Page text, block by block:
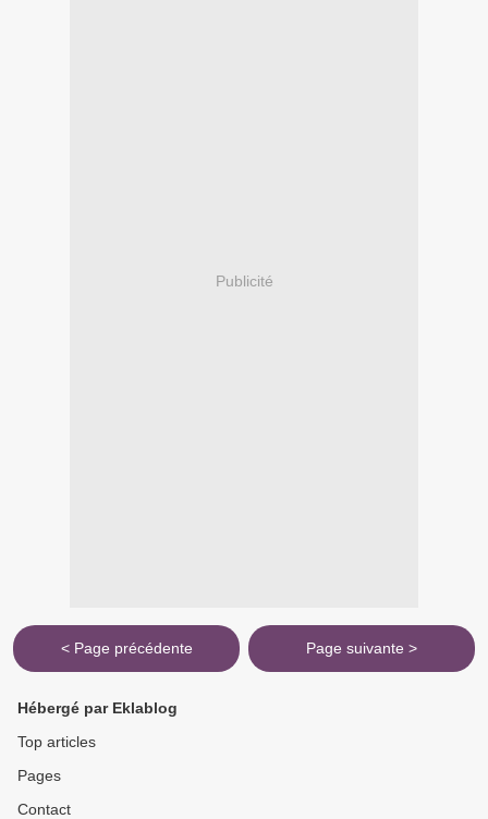
Publicité
< Page précédente Page suivante >
Hébergé par Eklablog
Top articles
Pages
Contact